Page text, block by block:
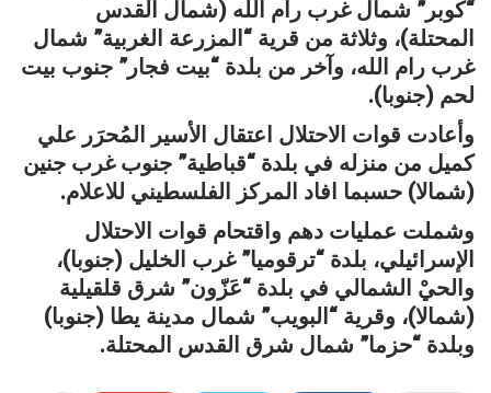
“كوبر” شمال غرب رام الله (شمال القدس
المحتلة)، وثلاثة من قرية “المزرعة الغربية” شمال
غرب رام الله، وآخر من بلدة “بيت فجار” جنوب بيت
لحم (جنوبا).
وأعادت قوات الاحتلال اعتقال الأسير المُحرَر علي
كميل من منزله في بلدة “قباطية” جنوب غرب جنين
(شمالا) حسبما افاد المركز الفلسطيني للاعلام.
وشملت عمليات دهم واقتحام قوات الاحتلال
الإسرائيلي، بلدة “ترقوميا” غرب الخليل (جنوبا)،
والحيْ الشمالي في بلدة “عَزّون” شرق قلقيلية
(شمالا)، وقرية “البويب” شمال مدينة يطا (جنوبا)
وبلدة “حزما” شمال شرق القدس المحتلة.